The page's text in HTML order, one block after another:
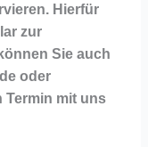
Hierfür
zur
Sie auch
oder
Termin mit uns